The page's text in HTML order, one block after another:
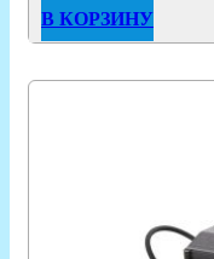
В КОРЗИНУ